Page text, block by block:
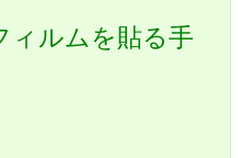
ィルムを貼る手